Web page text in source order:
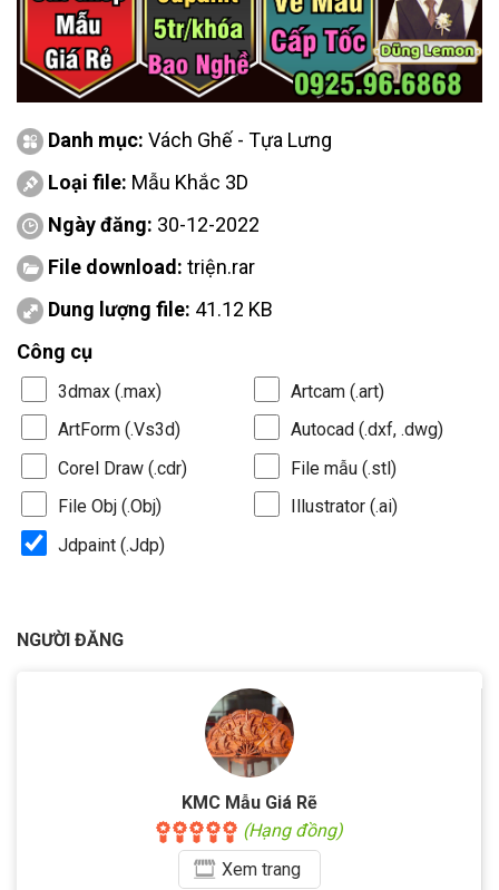
Danh mục: Vách Ghế - Tựa Lưng
Loại file: Mẫu Khắc 3D
Ngày đăng: 30-12-2022
File download: triện.rar
Dung lượng file: 41.12 KB
Công cụ
3dmax (.max)
Artcam (.art)
ArtForm (.Vs3d)
Autocad (.dxf, .dwg)
Corel Draw (.cdr)
File mẫu (.stl)
File Obj (.Obj)
Illustrator (.ai)
Jdpaint (.Jdp)
NGƯỜI ĐĂNG
KMC Mẫu Giá Rẽ
(Hạng đồng)
Xemtrang